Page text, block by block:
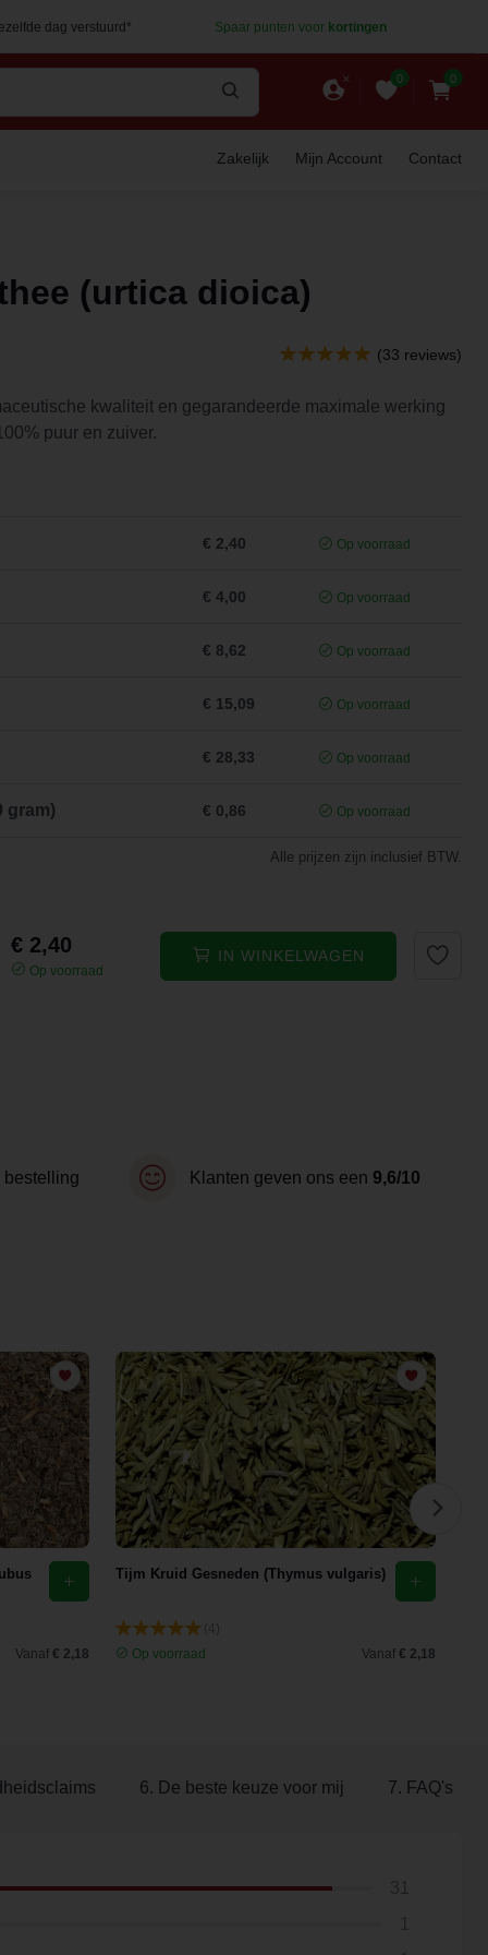
dag verstuurd* Spaar punten voor kortingen
0 0
Zakelijk Mijn Account Contact
(urtica dioica)
(33 reviews)
kwaliteit en gegarandeerde maximale werking
puur en zuiver.
€ 2,40 Op voorraad
€ 4,00 Op voorraad
€ 8,62 Op voorraad
€ 15,09 Op voorraad
€ 28,33 Op voorraad
gram) € 0,86 Op voorraad
Alle prijzen zijn inclusief BTW.
€ 2,40
Op voorraad
IN WINKELWAGEN
bestelling Klanten geven ons een 9,6/10
Vanaf € 2,18
Tijm Kruid Gesneden (Thymus vulgaris)
Op voorraad
Vanaf € 2,18
6. De beste keuze voor mij 7. FAQ's